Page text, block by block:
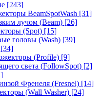
[243]
BeamSpotWash [31]
лучом (Beam) [26]
(Spot) [15]
головы (Wash) [39]
[34]
(Profile) [9]
света (FollowSpot) [2]
Френеля (Fresnel) [14]
(Wall Washer) [24]